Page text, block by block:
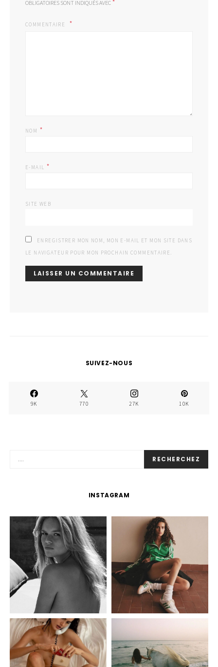
OBLIGATOIRES SONT INDIQUÉS AVEC *
COMMENTAIRE
NOM *
E-MAIL *
SITE WEB
ENREGISTRER MON NOM, MON E-MAIL ET MON SITE DANS
LE NAVIGATEUR POUR MON PROCHAIN COMMENTAIRE.
SUIVEZ-NOUS
9K 770 27K 10K
RECHERCHEZ
INSTAGRAM